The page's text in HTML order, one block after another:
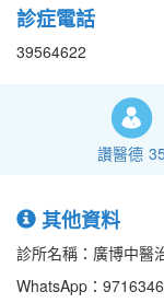
診症電話
39564622
讚醫德
其他資料
診所名稱：廣博中醫
WhatsApp：